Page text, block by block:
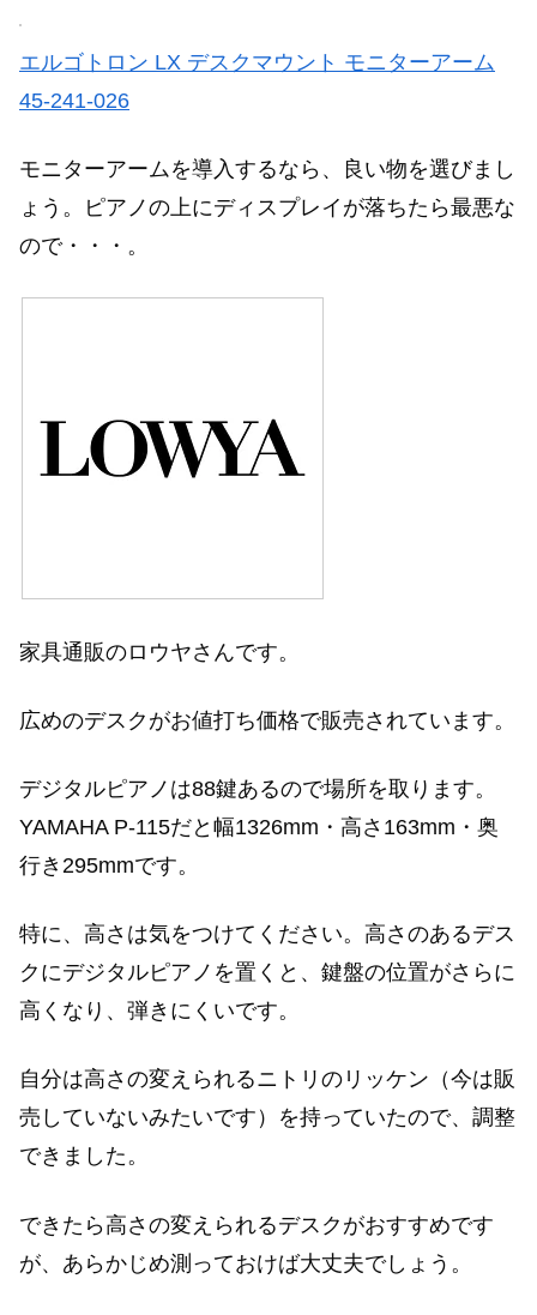
エルゴトロン LX デスクマウント モニターアーム
45-241-026
モニターアームを導入するなら、良い物を選びまし
ょう。ピアノの上にディスプレイが落ちたら最悪な
ので・・・。
家具通販のロウヤさんです。
広めのデスクがお値打ち価格で販売されています。
デジタルピアノは88鍵あるので場所を取ります。
YAMAHA P-115だと幅1326mm・高さ163mm・奥
行き295mmです。
特に、高さは気をつけてください。高さのあるデス
クにデジタルピアノを置くと、鍵盤の位置がさらに
高くなり、弾きにくいです。
自分は高さの変えられるニトリのリッケン（今は販
売していないみたいです）を持っていたので、調整
できました。
できたら高さの変えられるデスクがおすすめです
が、あらかじめ測っておけば大丈夫でしょう。